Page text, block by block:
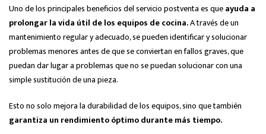
Uno de los principales beneficios del servicio postventa es queayuda a
prolongar la vida útil de los equipos de cocina.A través de un
mantenimiento regular y adecuado, se pueden identificar y solucionar
problemas menores antes de que se conviertan en fallos graves, que
puedan dar lugar a problemas que no se puedan solucionar con una
simple sustitución de una pieza.
Esto no solo mejora la durabilidad de los equipos, sino que también
garantiza un rendimiento óptimo durante más tiempo.